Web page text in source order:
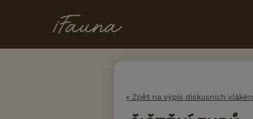
« Zpět na výpis diskusních vláken